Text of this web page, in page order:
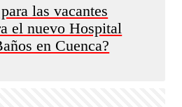
las vacantes
el nuevo Hospital
en Cuenca?